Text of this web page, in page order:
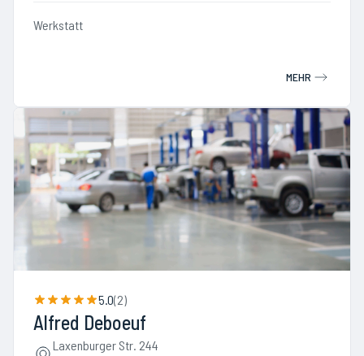
Werkstatt
MEHR
5.0(2)
Alfred Deboeuf
Laxenburger Str. 244